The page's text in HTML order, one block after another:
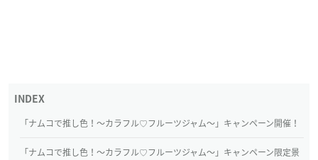
「ナムコで推し色！～カラフル♡フルーツジャム～」キャンペーン開催！
「ナムコで推し色！～カラフル♡フルーツジャム～」キャンペーン限定景